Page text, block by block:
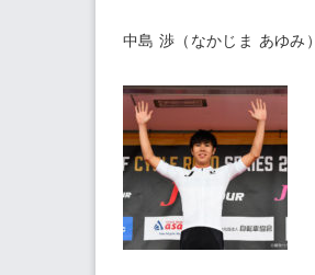
中島 渉（なかじま あゆみ）